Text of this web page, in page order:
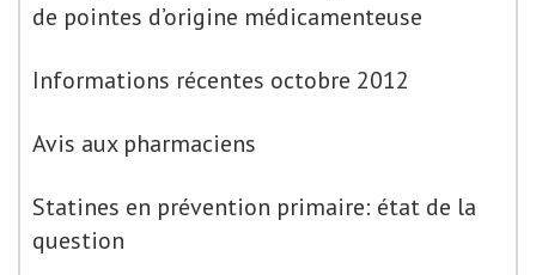
de pointes d’origine médicamenteuse
Informations récentes octobre 2012
Avis aux pharmaciens
Statines en prévention primaire: état de la
question